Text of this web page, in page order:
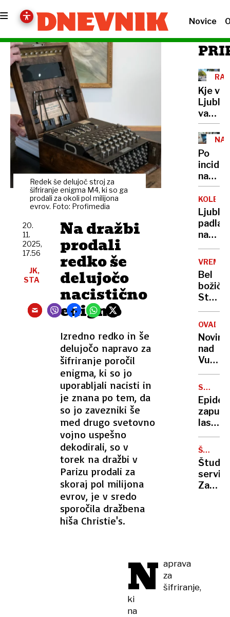
Novice
Redek še delujoč stroj za
šifriranje enigma M4, ki so ga
prodali za okoli pol milijona
evrov. Foto: Profimedia
Na dražbi
prodali
redko še
delujočo
nacistično
enigmo
Izredno redko in še
delujočo napravo za
šifriranje poročil
enigma, ki so jo
uporabljali nacisti in
je znana po tem, da
so jo zavezniki še
med drugo svetovno
vojno uspešno
dekodirali, so v
torek na dražbi v
Parizu prodali za
skoraj pol milijona
evrov, je v sredo
sporočila dražbena
hiša Christie's.
20.
11.
2025,
17.56
JK,
STA
N aprava
za
šifriranje,
ki
na
Kje v
vas
bodo
po
novem
lovili
z
Po
na
upravi
za
varno
hrano:
gremo
ali
padla
na
mest
VREME
Bel
božič?
kaj
nas
čaka
za
OVADBA
nad
Vučića
zaradi
v
safari«
se
zaradi
visokih
svojim
DELO
servisi: